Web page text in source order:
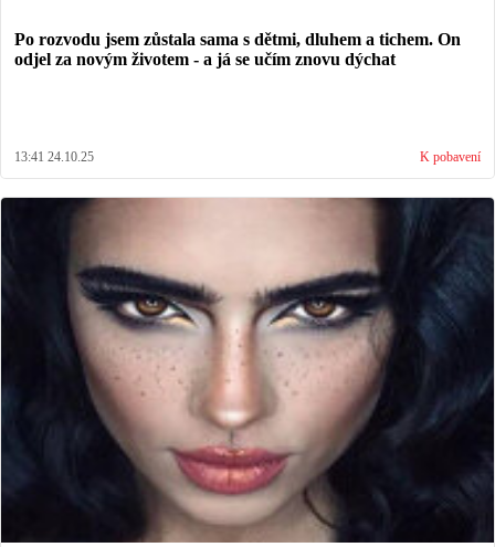
Po rozvodu jsem zůstala sama s dětmi, dluhem a tichem. On
odjel za novým životem - a já se učím znovu dýchat
13:41 24.10.25 K pobavení